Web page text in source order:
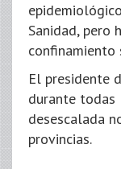
Sanidad, pero
El presidente
durante todas
desescalada
provincias.